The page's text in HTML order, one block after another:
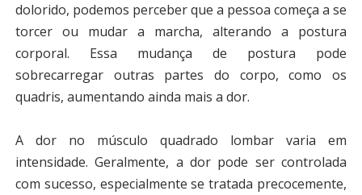
dolorido, podemos perceber que a pessoa começa a se
torcer ou mudar a marcha, alterando a postura
corporal. Essa mudança de postura pode
sobrecarregar outras partes do corpo, como os
quadris, aumentando ainda mais a dor.
A dor no músculo quadrado lombar varia em
intensidade. Geralmente, a dor pode ser controlada
com sucesso, especialmente se tratada precocemente,